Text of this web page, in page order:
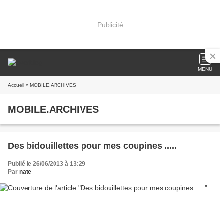
Publicité
MENU
Accueil » MOBILE.ARCHIVES
MOBILE.ARCHIVES
Des bidouillettes pour mes coupines .....
Publié le 26/06/2013 à 13:29
Par nate